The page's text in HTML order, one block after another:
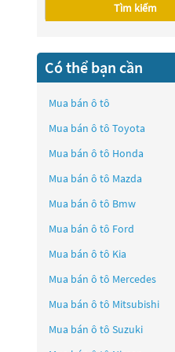
Tìm kiếm
Có thể bạn cần
Mua bán ô tô
Mua bán ô tô Toyota
Mua bán ô tô Honda
Mua bán ô tô Mazda
Mua bán ô tô Bmw
Mua bán ô tô Ford
Mua bán ô tô Kia
Mua bán ô tô Mercedes
Mua bán ô tô Mitsubishi
Mua bán ô tô Suzuki